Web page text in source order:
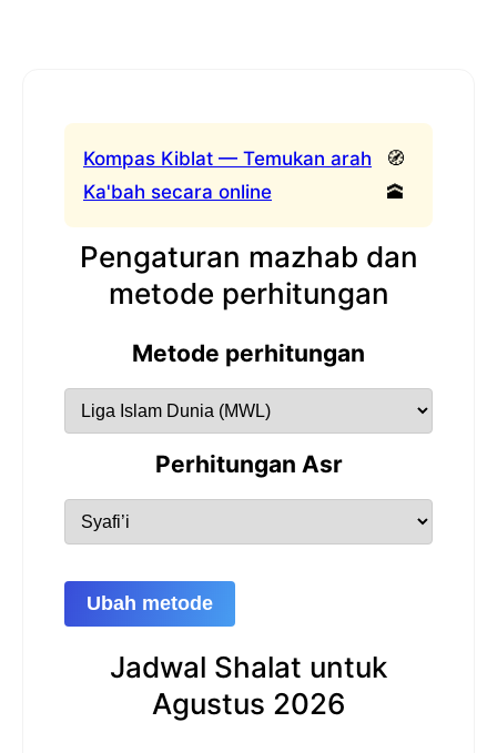
Kompas Kiblat — Temukan arah
Ka'bah secara online
🧭
🕋
Pengaturan mazhab dan
metode perhitungan
Metode perhitungan
Perhitungan Asr
Ubah metode
Jadwal Shalat untuk
Agustus 2026